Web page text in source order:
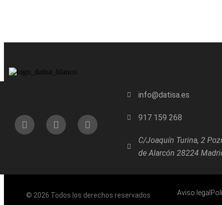
info@datisa.es
917 159 268
C/Joaquín Turina, 2
de Alarcón 28224
© 2026 Todos los derechos reservados Aviso legal